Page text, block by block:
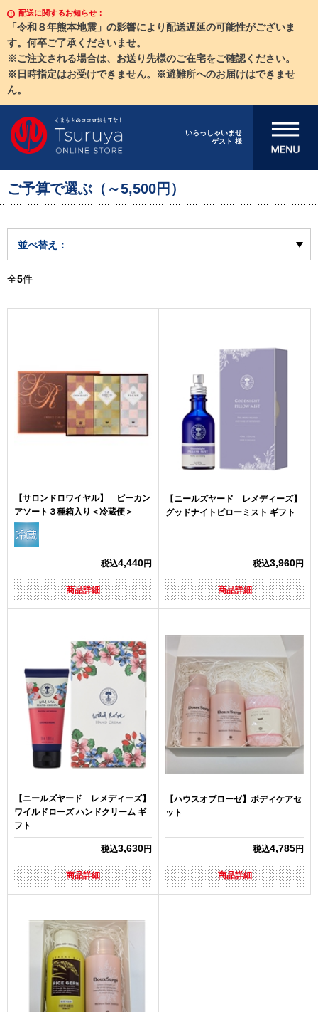
配送に関するお知らせ：
「令和８年熊本地震」の影響により配送遅延の可能性がございま
す。何卒ご了承くださいませ。
※ご注文される場合は、お送り先様のご在宅をご確認ください。
※日時指定はお受けできません。※避難所へのお届けはできませ
ん。
いらっしゃいませ
ゲスト 様
メニューを開
ご予算で選ぶ（～5,500円）
並べ替え：
全5件
【サロンドロワイヤル】 ピーカン
アソート３種箱入り＜冷蔵便＞
税込4,440円
商品詳細
【ニールズヤード レメディーズ】
グッドナイトピローミスト ギフト
税込3,960円
商品詳細
【ニールズヤード レメディーズ】
ワイルドローズ ハンドクリーム ギ
フト
税込3,630円
商品詳細
【ハウスオブローゼ】ボディケアセ
ット
税込4,785円
商品詳細